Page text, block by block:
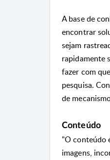
A base de
encontrar
sejam
rapidamente
fazer com
pesquisa.
de
Conteúdo
"O conteúdo
imagens,